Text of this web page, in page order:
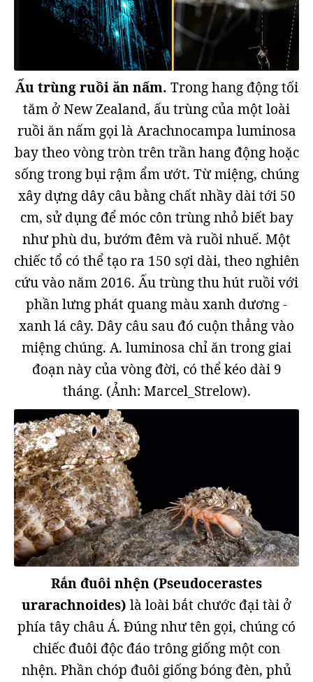
Ấu trùng ruồi ăn nấm. Trong hang động tối
tăm ở New Zealand, ấu trùng của một loài
ruồi ăn nấm gọi là Arachnocampa luminosa
bay theo vòng tròn trên trần hang động hoặc
sống trong bụi rậm ẩm ướt. Từ miệng, chúng
xây dựng dây câu bằng chất nhầy dài tới 50
cm, sử dụng để móc côn trùng nhỏ biết bay
như phù du, bướm đêm và ruồi nhuế. Một
chiếc tổ có thể tạo ra 150 sợi dài, theo nghiên
cứu vào năm 2016. Ấu trùng thu hút ruồi với
phần lưng phát quang màu xanh dương -
xanh lá cây. Dây câu sau đó cuộn thẳng vào
miệng chúng. A. luminosa chỉ ăn trong giai
đoạn này của vòng đời, có thể kéo dài 9
tháng. (Ảnh: Marcel_Strelow).
Rắn đuôi nhện (Pseudocerastes
urarachnoides) là loài bắt chước đại tài ở
phía tây châu Á. Đúng như tên gọi, chúng có
chiếc đuôi độc đáo trông giống một con
nhện. Phần chóp đuôi giống bóng đèn, phủ